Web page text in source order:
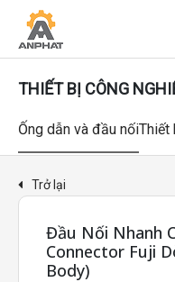
THIẾT BỊ CÔNG
Ống dẫn và đầu nốiThiết
Trở lại
Đầu Nối Nhanh
Connector Fuji
Body)